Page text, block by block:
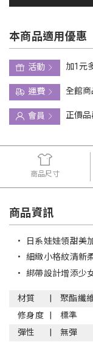
本商品適用優惠
活動
加1元
運費
全館
會員
正價
商品尺寸
商品資訊
• 日系娃娃領甜美
• 細緻小格紋清新
• 綁帶設計增添少
材質
聚酯纖
修身度
標準
彈性
無彈